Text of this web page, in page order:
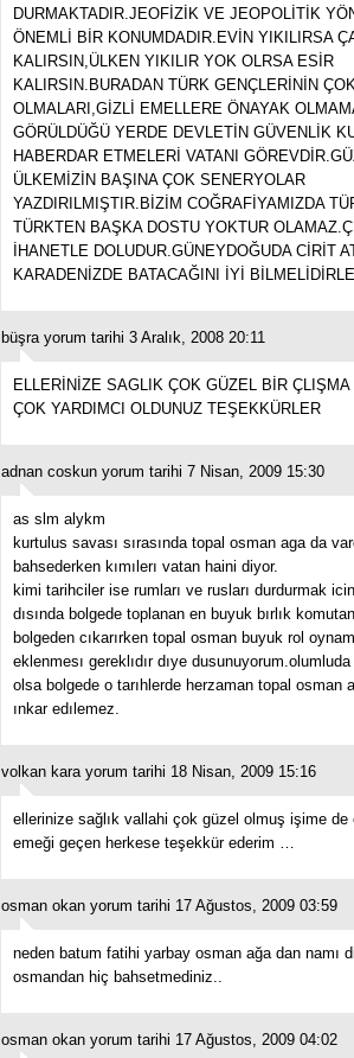
DURMAKTADIR.JEOFİZİK VE JEOPOLİTİK
ÖNEMLİ BİR KONUMDADIR.EVİN YIKILIRSA
KALIRSIN,ÜLKEN YIKILIR YOK OLRSA ESİR
KALIRSIN.BURADAN TÜRK GENÇLERİNİN
OLMALARI,GİZLİ EMELLERE ÖNAYAK
GÖRÜLDÜĞÜ YERDE DEVLETİN GÜVENLİK
HABERDAR ETMELERİ VATANI
ÜLKEMİZİN BAŞINA ÇOK SENERYOLAR
YAZDIRILMIŞTIR.BİZİM COĞRAFİYAMIZDA
TÜRKTEN BAŞKA DOSTU YOKTUR
İHANETLE DOLUDUR.GÜNEYDOĞUDA CİRİT
KARADENİZDE BATACAĞINI İYİ
büşra yorum tarihi 3 Aralık, 2008 20:11
ELLERİNİZE SAGLIK ÇOK GÜZEL BİR
ÇOK YARDIMCI OLDUNUZ TEŞEKKÜRLER
adnan coskun yorum tarihi 7 Nisan, 2009 15:30
as slm alykm
kurtulus savası sırasında topal osman aga da
bahsederken kımılerı vatan haini diyor.
kimi tarihciler ise rumları ve rusları durdurmak
dısında bolgede toplanan en buyuk bırlık
bolgeden cıkarırken topal osman buyuk rol
eklenmesı gereklıdır dıye
olsa bolgede o tarıhlerde herzaman topal osman
ınkar edılemez.
volkan kara yorum tarihi 18 Nisan, 2009 15:16
ellerinize sağlık vallahi çok güzel olmuş işime de
emeği geçen herkese teşekkür ederim …
osman okan yorum tarihi 17 Ağustos, 2009 03:59
neden batum fatihi yarbay osman ağa dan namı
osmandan hiç bahsetmediniz..
osman okan yorum tarihi 17 Ağustos, 2009 04:02